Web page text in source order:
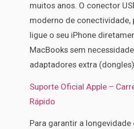
muitos anos. O conector
moderno de conectividade,
ligue o seu iPhone
MacBooks sem
adaptadores extra
Suporte Oficial Apple –
Rápido
Para garantir a longevidade